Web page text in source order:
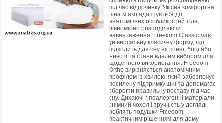
під час відпочинку. Якісна комфортна
піна м’яко адаптується до
анатомічних особливостей тіла,
рівномірно розподіляючи
навантаження. Freedom Classic має
універсальну класичну форму, що
підходить для сну на спині, боці або
животі та стане вдалим вибором для
щоденного використання. Freedom
Ortho вирізняється анатомічним
профілем із хвилею, який забезпечує
посилену підтримку шиї та допомагає
зберегти правильну поставу під час
сну. Дихаючі гіпоалергенні матеріали,
знімний чохол і зручність у догляді
роблять подушки Freedom
практичним рішенням для дому